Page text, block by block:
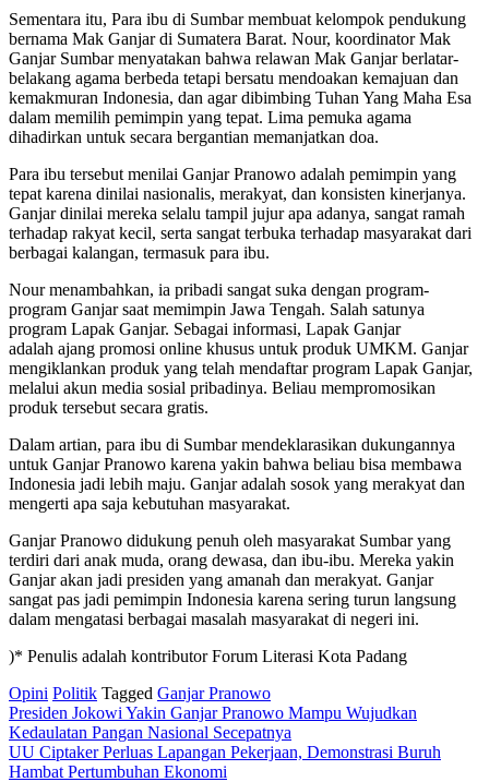
Sementara itu, Para ibu di Sumbar membuat kelompok pendukung
bernama Mak Ganjar di Sumatera Barat. Nour, koordinator Mak
Ganjar Sumbar menyatakan bahwa relawan Mak Ganjar berlatar-
belakang agama berbeda tetapi bersatu mendoakan kemajuan dan
kemakmuran Indonesia, dan agar dibimbing Tuhan Yang Maha Esa
dalam memilih pemimpin yang tepat. Lima pemuka agama
dihadirkan untuk secara bergantian memanjatkan doa.
Para ibu tersebut menilai Ganjar Pranowo adalah pemimpin yang
tepat karena dinilai nasionalis, merakyat, dan konsisten kinerjanya.
Ganjar dinilai mereka selalu tampil jujur apa adanya, sangat ramah
terhadap rakyat kecil, serta sangat terbuka terhadap masyarakat dari
berbagai kalangan, termasuk para ibu.
Nour menambahkan, ia pribadi sangat suka dengan program-
program Ganjar saat memimpin Jawa Tengah. Salah satunya
program Lapak Ganjar. Sebagai informasi, Lapak Ganjar
adalah ajang promosi online khusus untuk produk UMKM. Ganjar
mengiklankan produk yang telah mendaftar program Lapak Ganjar,
melalui akun media sosial pribadinya. Beliau mempromosikan
produk tersebut secara gratis.
Dalam artian, para ibu di Sumbar mendeklarasikan dukungannya
untuk Ganjar Pranowo karena yakin bahwa beliau bisa membawa
Indonesia jadi lebih maju. Ganjar adalah sosok yang merakyat dan
mengerti apa saja kebutuhan masyarakat.
Ganjar Pranowo didukung penuh oleh masyarakat Sumbar yang
terdiri dari anak muda, orang dewasa, dan ibu-ibu. Mereka yakin
Ganjar akan jadi presiden yang amanah dan merakyat. Ganjar
sangat pas jadi pemimpin Indonesia karena sering turun langsung
dalam mengatasi berbagai masalah masyarakat di negeri ini.
)* Penulis adalah kontributor Forum Literasi Kota Padang
Opini Politik Tagged Ganjar Pranowo
Post
navigation
Presiden Jokowi Yakin Ganjar Pranowo Mampu Wujudkan
Kedaulatan Pangan Nasional Secepatnya
UU Ciptaker Perluas Lapangan Pekerjaan, Demonstrasi Buruh
Hambat Pertumbuhan Ekonomi